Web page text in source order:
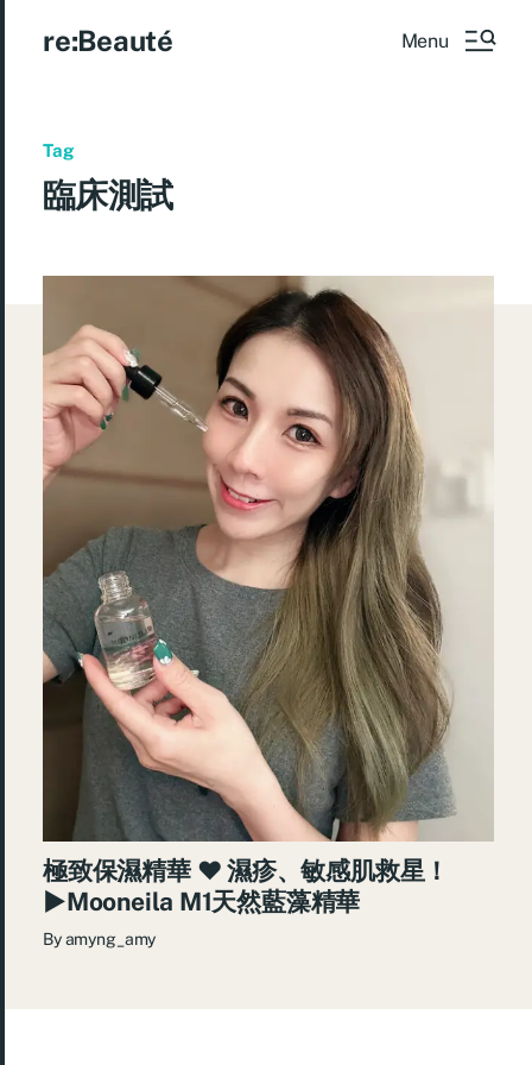
re:Beauté Menu
Tag
臨床測試
極致保濕精華 ♥ 濕疹、敏感肌救星！
►Mooneila M1天然藍藻精華
Byamyng_amy